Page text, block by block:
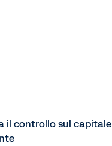
il controllo sul capitale